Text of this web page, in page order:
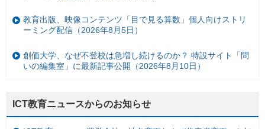
教育出版、映像コンテンツ「目で見る算数」個人向けストリ
ーミング配信（2026年8月5日）
創価大学、なぜ不登校は急増し続けるのか？ 特設サイト「問
いの編集室」に最新記事公開（2026年8月10日）
ICT教育ニュースからのお知らせ